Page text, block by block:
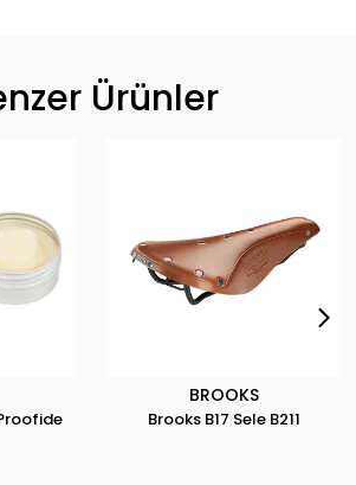
Ürünler
BROOKS
Brooks B17 Sele B211